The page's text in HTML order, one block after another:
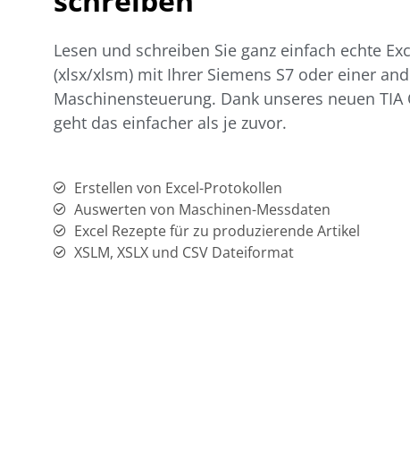
Lesen und schreiben Sie ganz einfach echte
(xlsx/xlsm) mit Ihrer Siemens S7 oder einer
Maschinensteuerung. Dank unseres neuen
geht das einfacher als je zuvor.
Erstellen von Excel-Protokollen
Auswerten von Maschinen-Messdaten
Excel Rezepte für zu produzierende Artikel
XSLM, XSLX und CSV Dateiformat